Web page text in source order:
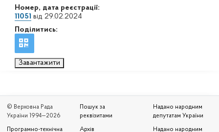
Номер, дата реєстрації:
11051 від 29.02.2024
Поділитись:
Завантажити
© Верховна Рада
України 1994—2026
Програмно-технічна
Пошук за
реквізитами
Архів
Надано народним
депутатам України
Надано народним